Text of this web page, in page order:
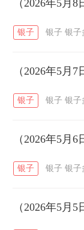
开国纪念币
菜百 周
六福 / 金
（2026年5月
银子 银子 银子
（2026年5月
银子 银子 银子
（2026年5月
银子 银子 银子
（2026年5月